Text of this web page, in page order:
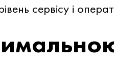
сервісу і